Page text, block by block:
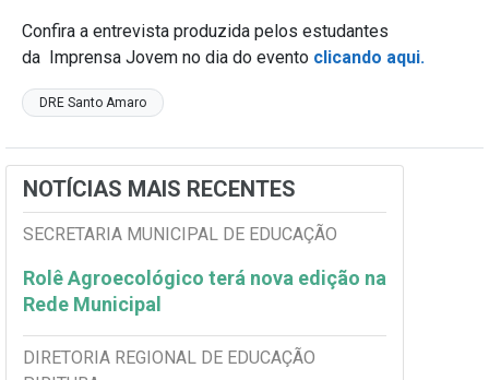
Confira a entrevista produzida pelos estudantes
da Imprensa Jovem no dia do evento clicando aqui.
DRE Santo Amaro
NOTÍCIAS MAIS RECENTES
SECRETARIA MUNICIPAL DE EDUCAÇÃO
Rolê Agroecológico terá nova edição na
Rede Municipal
DIRETORIA REGIONAL DE EDUCAÇÃO